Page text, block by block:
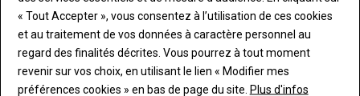
VOUS AIMEREZ AUSSI
« Tout Accepter », vous consentez à l’utilisation de ces cookies
et au traitement de vos données à caractère personnel au
regard des finalités décrites. Vous pourrez à tout moment
revenir sur vos choix, en utilisant le lien « Modifier mes
préférences cookies » en bas de page du site. Plus d'infos